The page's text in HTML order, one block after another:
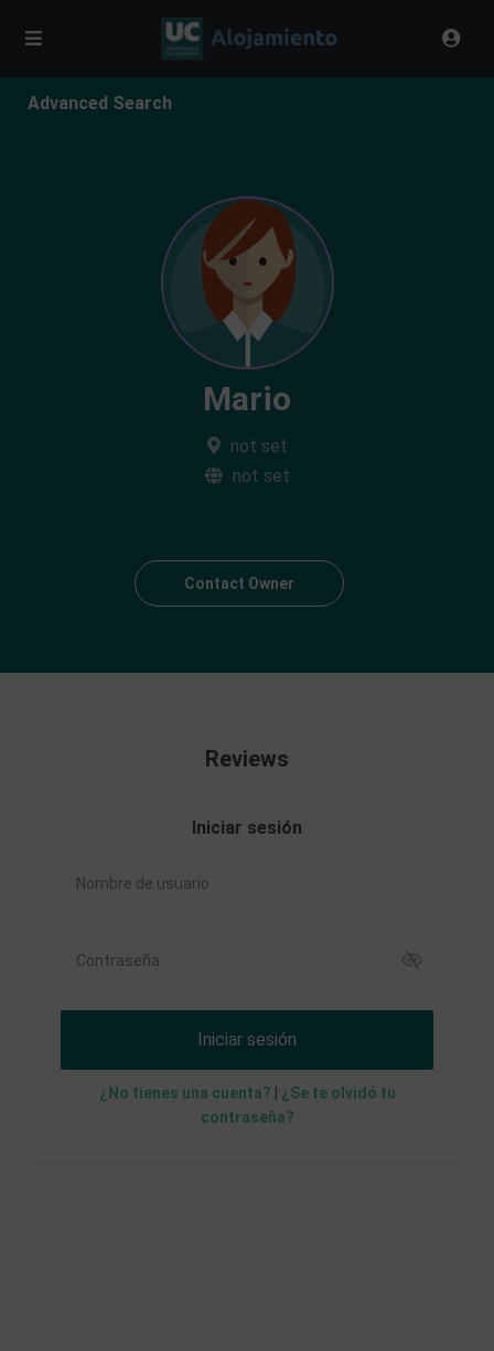
Advanced Search
Mario
not set
not set
Contact Owner
Reviews
Iniciar sesión
Iniciar sesión
¿No tienes una cuenta?
¿Se te olvidó tu
contraseña?